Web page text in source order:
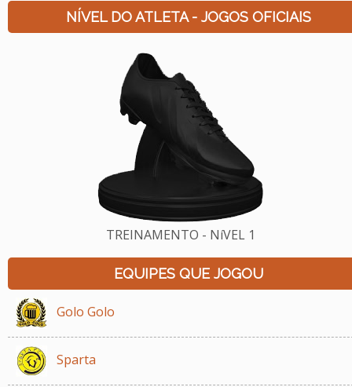
NÍVEL DO ATLETA - JOGOS OFICIAIS
TREINAMENTO - NíVEL 1
EQUIPES QUE JOGOU
Golo Golo
Sparta